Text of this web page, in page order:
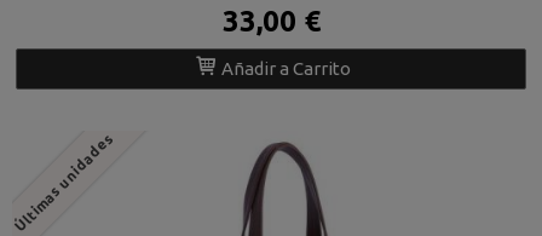
33,00 €
Añadir a Carrito
Últimas unidades